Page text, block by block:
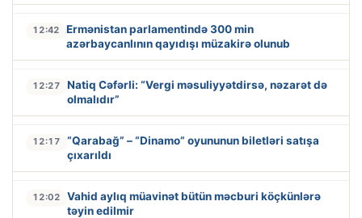
12:42
Ermənistan parlamentində 300 min
azərbaycanlının qayıdışı müzakirə olunub
12:27
Natiq Cəfərli: “Vergi məsuliyyətdirsə, nəzarət də
olmalıdır”
12:17
“Qarabağ” – “Dinamo” oyununun biletləri satışa
çıxarıldı
12:02
Vahid aylıq müavinət bütün məcburi köçkünlərə
təyin edilmir